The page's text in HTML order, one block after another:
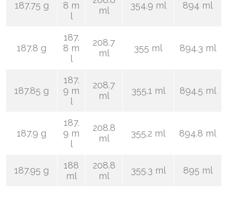
187.75 g
8 m
l
ml
354.9 ml 894 ml
187.8 g
187.
8 m
l
208.7
ml
355 ml 894.3 ml
187.85 g
187.
9 m
l
208.7
ml
355.1 ml 894.5 ml
187.9 g
187.
9 m
l
208.8
ml
355.2 ml 894.8 ml
187.95 g
188
ml
208.8
ml
355.3 ml 895 ml